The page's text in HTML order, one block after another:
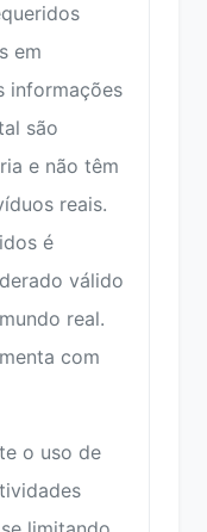
em
informações
são
e não têm
reais.
é
válido
real.
com
o uso de